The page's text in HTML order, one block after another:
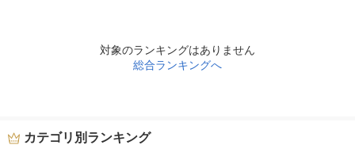
対象のランキングはありません
総合ランキングへ
カテゴリ別ランキング